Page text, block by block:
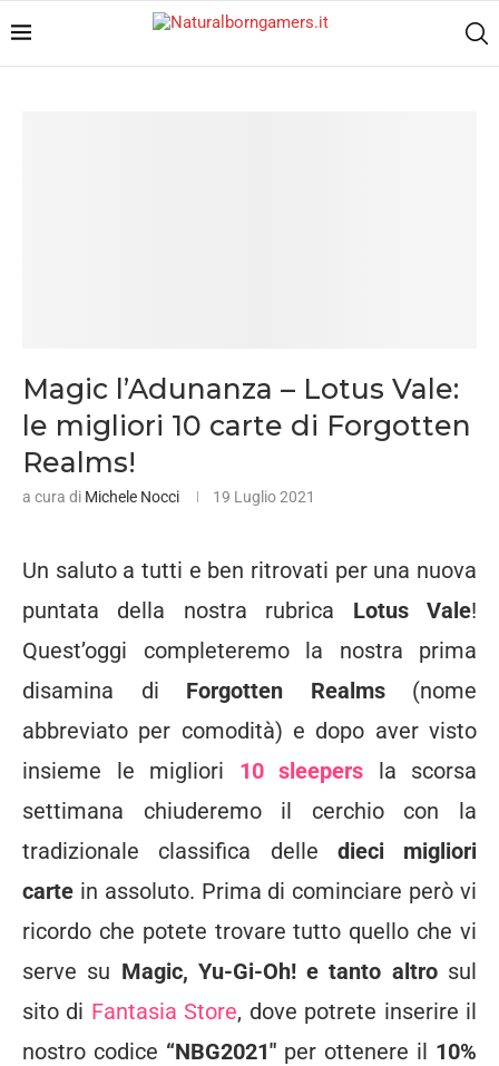
Magic l’Adunanza – Lotus Vale:
le migliori 10 carte di Forgotten
Realms!
a cura di Michele Nocci 19 Luglio 2021
Un saluto a tutti e ben ritrovati per una nuova
puntata della nostra rubrica Lotus Vale!
Quest’oggi completeremo la nostra prima
disamina di Forgotten Realms(nome
abbreviato per comodità) e dopo aver visto
insieme le migliori 10 sleepers la scorsa
settimana chiuderemo il cerchio con la
tradizionale classifica delle dieci migliori
carte in assoluto. Prima di cominciare però vi
ricordo che potete trovare tutto quello che vi
serve su Magic, Yu-Gi-Oh! e tanto altrosul
sito di Fantasia Store, dove potrete inserire il
nostro codice “NBG2021″ per ottenere il 10%